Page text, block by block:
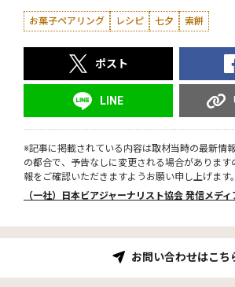
お菓子ペアリング レシピ 七夕 索餅
ポスト
LINE
※記事に掲載されている内容は取材当時の最新情
の都合で、予告なしに変更される場合がありま
報をご確認いただきますようお願い申し上げます。
（一社）日本ビアジャーナリスト協会 発信メディ
お問い合わせはこち